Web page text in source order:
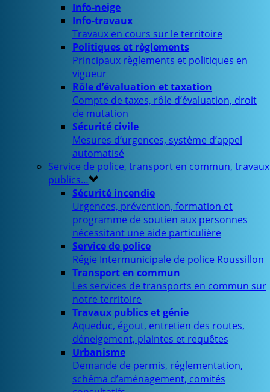
Info-neige
Info-travaux
Travaux en cours sur le territoire
Politiques et règlements
Principaux règlements et politiques en
vigueur
Rôle d’évaluation et taxation
Compte de taxes, rôle d’évaluation, droit
de mutation
Sécurité civile
Mesures d’urgences, système d’appel
automatisé
Service de police, transport en commun, travaux
publics…
Sécurité incendie
Urgences, prévention, formation et
programme de soutien aux personnes
nécessitant une aide particulière
Service de police
Régie Intermunicipale de police Roussillon
Transport en commun
Les services de transports en commun sur
notre territoire
Travaux publics et génie
Aqueduc, égout, entretien des routes,
déneigement, plaintes et requêtes
Urbanisme
Demande de permis, réglementation,
schéma d’aménagement, comités